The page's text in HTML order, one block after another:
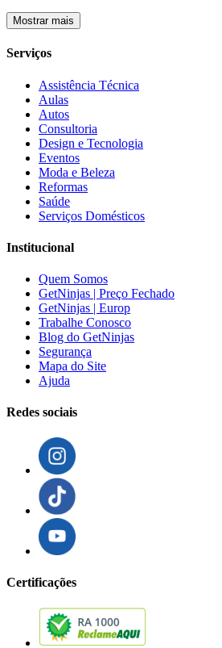
Mostrar mais
Serviços
Assistência Técnica
Aulas
Autos
Consultoria
Design e Tecnologia
Eventos
Moda e Beleza
Reformas
Saúde
Serviços Domésticos
Institucional
Quem Somos
GetNinjas | Preço Fechado
GetNinjas | Europ
Trabalhe Conosco
Blog do GetNinjas
Segurança
Mapa do Site
Ajuda
Redes sociais
Certificações